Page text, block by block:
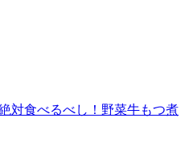
対食べるべし！野菜牛もつ煮